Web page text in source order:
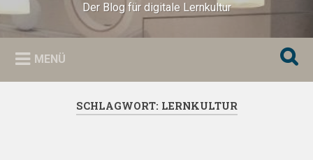
Der Blog für digitale Lernkultur
MENÜ
SCHLAGWORT: LERNKULTUR